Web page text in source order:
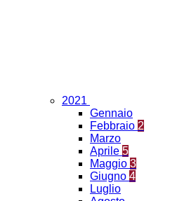
2021
Gennaio
Febbraio 2
Marzo
Aprile 5
Maggio 3
Giugno 4
Luglio